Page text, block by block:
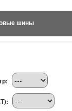
шины